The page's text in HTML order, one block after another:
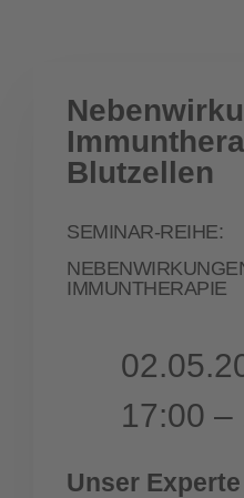
Blutzellen
SEMINAR-REIHE:
IMMUNTHERAPIE
17:00 –
Unser